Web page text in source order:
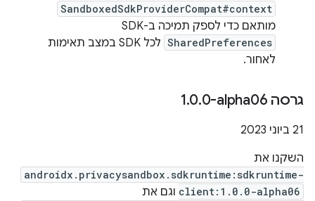
SandboxedSdkProviderCompat#context
מותאם כדי לספק תמיכה ב-SDK
SharedPreferences
לכל SDK במצב תאימות
לאחור.
גרסה ‎1 .0.0-alpha06
‫21 ביוני 2023
השקנו את
androidx.privacysandbox.sdkruntime:sdkruntime-
client:1.0.0-alpha06 וגם את